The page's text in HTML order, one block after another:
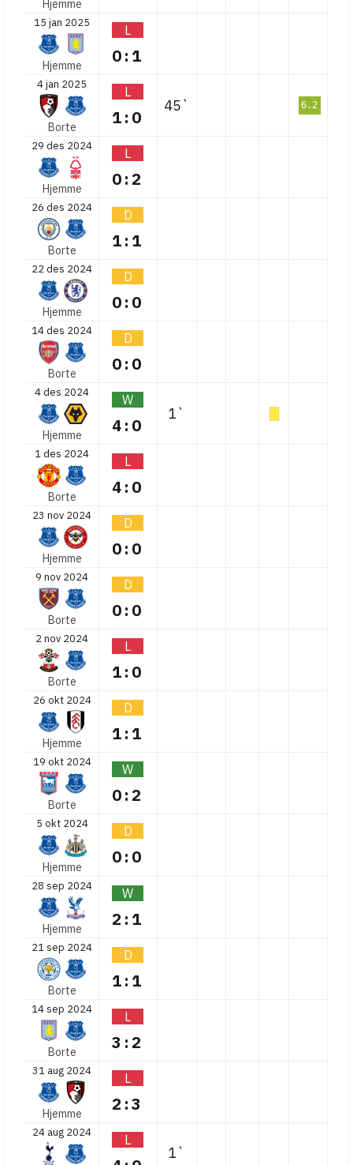
Hjemme
15 jan 2025
Hjemme
L
0:1
4 jan 2025
Borte
L
1:0
45` 6.2
29 des 2024
Hjemme
L
0:2
26 des 2024
Borte
D
1:1
22 des 2024
Hjemme
D
0:0
14 des 2024
Borte
D
0:0
4 des 2024
Hjemme
W
4:0
1`
1 des 2024
Borte
L
4:0
23 nov 2024
Hjemme
D
0:0
9 nov 2024
Borte
D
0:0
2 nov 2024
Borte
L
1:0
26 okt 2024
Hjemme
D
1:1
19 okt 2024
Borte
W
0:2
5 okt 2024
Hjemme
D
0:0
28 sep 2024
Hjemme
W
2:1
21 sep 2024
Borte
D
1:1
14 sep 2024
Borte
L
3:2
31 aug 2024
Hjemme
L
2:3
24 aug 2024 L
1`